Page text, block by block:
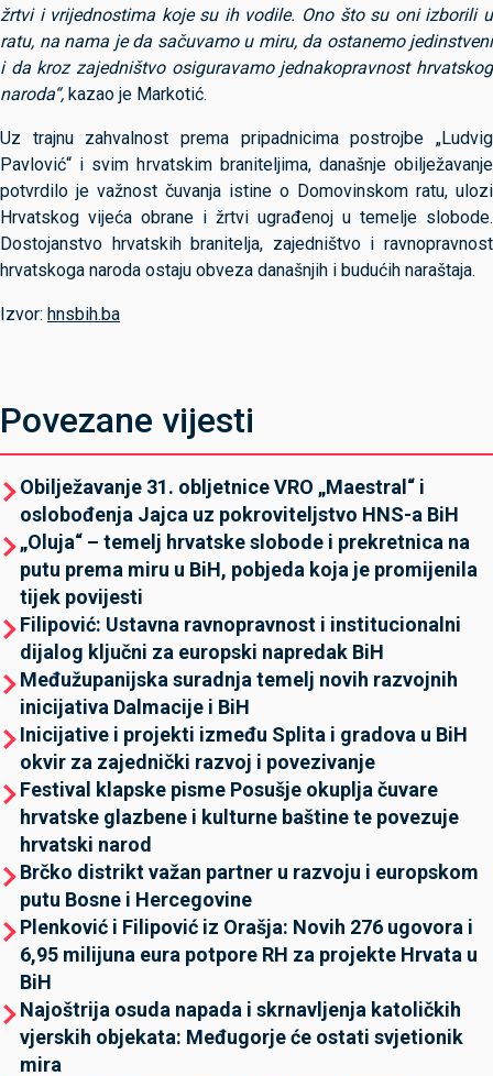
žrtvi i vrijednostima koje su ih vodile. Ono što su oni izborili u
ratu, na nama je da sačuvamo u miru, da ostanemo jedinstveni
i da kroz zajedništvo osiguravamo jednakopravnost hrvatskog
naroda“, kazao je Markotić.
Uz trajnu zahvalnost prema pripadnicima postrojbe „Ludvig
Pavlović“ i svim hrvatskim braniteljima, današnje obilježavanje
potvrdilo je važnost čuvanja istine o Domovinskom ratu, ulozi
Hrvatskog vijeća obrane i žrtvi ugrađenoj u temelje slobode.
Dostojanstvo hrvatskih branitelja, zajedništvo i ravnopravnost
hrvatskoga naroda ostaju obveza današnjih i budućih naraštaja.
Izvor: hnsbih.ba
Povezane vijesti
Obilježavanje 31. obljetnice VRO „Maestral“ i
oslobođenja Jajca uz pokroviteljstvo HNS-a BiH
„Oluja“ – temelj hrvatske slobode i prekretnica na
putu prema miru u BiH, pobjeda koja je promijenila
tijek povijesti
Filipović: Ustavna ravnopravnost i institucionalni
dijalog ključni za europski napredak BiH
Međužupanijska suradnja temelj novih razvojnih
inicijativa Dalmacije i BiH
Inicijative i projekti između Splita i gradova u BiH
okvir za zajednički razvoj i povezivanje
Festival klapske pisme Posušje okuplja čuvare
hrvatske glazbene i kulturne baštine te povezuje
hrvatski narod
Brčko distrikt važan partner u razvoju i europskom
putu Bosne i Hercegovine
Plenković i Filipović iz Orašja: Novih 276 ugovora i
6,95 milijuna eura potpore RH za projekte Hrvata u
BiH
Najoštrija osuda napada i skrnavljenja katoličkih
vjerskih objekata: Međugorje će ostati svjetionik
mira